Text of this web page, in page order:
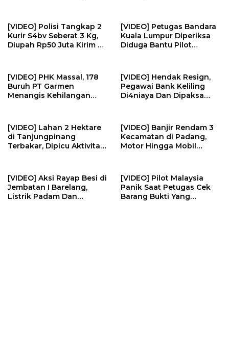
[VIDEO] Polisi Tangkap 2
Kurir S4bv Seberat 3 Kg,
Diupah Rp50 Juta Kirim Ke
[VIDEO] Petugas Bandara
Kuala Lumpur Diperiksa
Diduga Bantu Pilot
[VIDEO] PHK Massal, 178
Buruh PT Garmen
Menangis Kehilangan
[VIDEO] Hendak Resign,
Pegawai Bank Keliling
Di4niaya Dan Dipaksa
[VIDEO] Lahan 2 Hektare
di Tanjungpinang
Terbakar, Dipicu Aktivitas
[VIDEO] Banjir Rendam 3
Kecamatan di Padang,
Motor Hingga Mobil
[VIDEO] Aksi Rayap Besi di
Jembatan I Barelang,
Listrik Padam Dan
[VIDEO] Pilot Malaysia
Panik Saat Petugas Cek
Barang Bukti Yang